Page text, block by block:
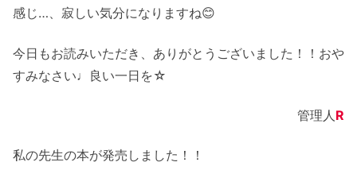
感じ…、寂しい気分になりますね😊
今日もお読みいただき、ありがとうございました！！おや
すみなさい♩良い一日 を☆
管理人R
私の先生の本が発売しました！！